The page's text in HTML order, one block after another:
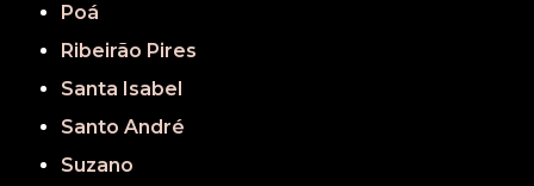
Poá
Ribeirão Pires
Santa Isabel
Santo André
Suzano